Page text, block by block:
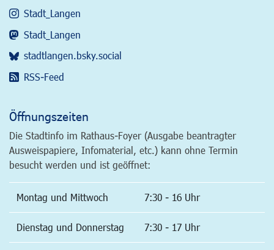
Stadt_Langen
Stadt_Langen
stadtlangen.bsky.social
RSS-Feed
Öffnungszeiten
Die Stadtinfo im Rathaus-Foyer (Ausgabe beantragter
Ausweispapiere, Infomaterial, etc.) kann ohne Termin
besucht werden und ist geöffnet:
Montag und Mittwoch 7:30 - 16 Uhr
Dienstag und Donnerstag 7:30 - 17 Uhr